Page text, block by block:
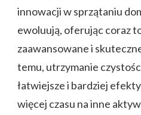
innowacji w sprzątaniu
ewoluują, oferując coraz
zaawansowane i
temu, utrzymanie
łatwiejsze i bardziej
więcej czasu na inne